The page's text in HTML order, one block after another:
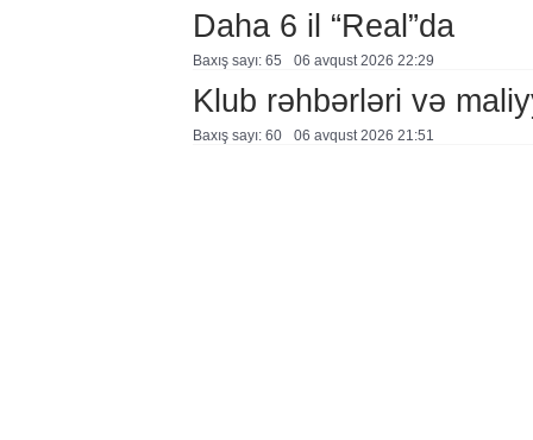
Daha 6 il “Real”da
Baxış sayı: 65 06 avqust 2026 22:29
Klub rəhbərləri və
Baxış sayı: 60 06 avqust 2026 21:51